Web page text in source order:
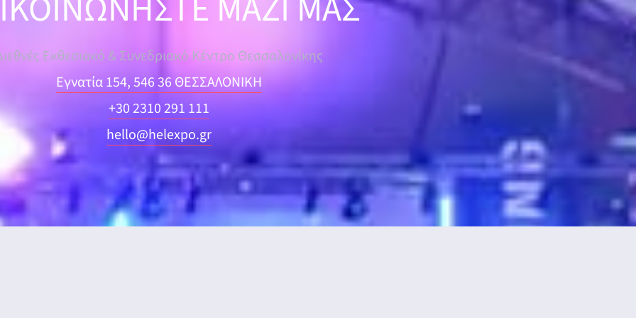
Εκθεσιακό & Συνεδριακό Κέντρο Θεσσαλονίκης
Εγνατία 154, 546 36 ΘΕΣΣΑΛΟΝΙΚΗ
+30 2310 291 111
hello@helexpo.gr